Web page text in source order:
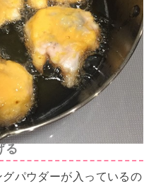
る
パウダーが入っているの